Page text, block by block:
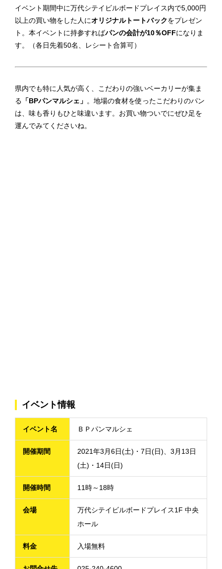
イベント期間中に万代シテイビルボードプレイス内で5,000円
以上の買い物をした人にオリジナルトートバックをプレゼン
ト。本イベントに持参すればパンの会計が10％OFFになりま
す。（各日先着50名、レシート合算可）
県内でも特に人気が高く、こだわりの強いベーカリーが集ま
る 「BPパンマルシェ」 。地場の食材を使ったこだわりのパン
は、味も香りもひと味違います。お買い物ついでにぜひ足を
運んでみてくださいね。
イベント情報
イベント名 ＢＰパンマルシェ
開催期間
2021年3月6日(土)・7日(日)、3月13日
(土)・14日(日)
開催時間 11時～18時
会場
万代シテイビルボードプレイス1F 中央
ホール
料金 入場無料